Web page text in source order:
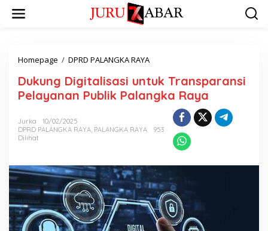
Homepage / DPRD PALANGKA RAYA
Dukung Digitalisasi untuk Transparansi
Pelayanan Publik Palangka Raya
Jurka
10/02/2025
DPRD PALANGKA RAYA, PALANGKA RAYA
953
Dilihat